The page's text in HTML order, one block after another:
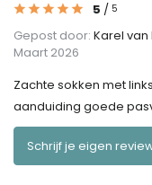
5 / 5
Gepost door: Karel van
Maart 2026
Zachte sokken met
aanduiding goede
Schrijf je eigen